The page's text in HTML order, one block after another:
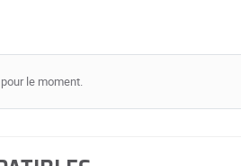
le moment.